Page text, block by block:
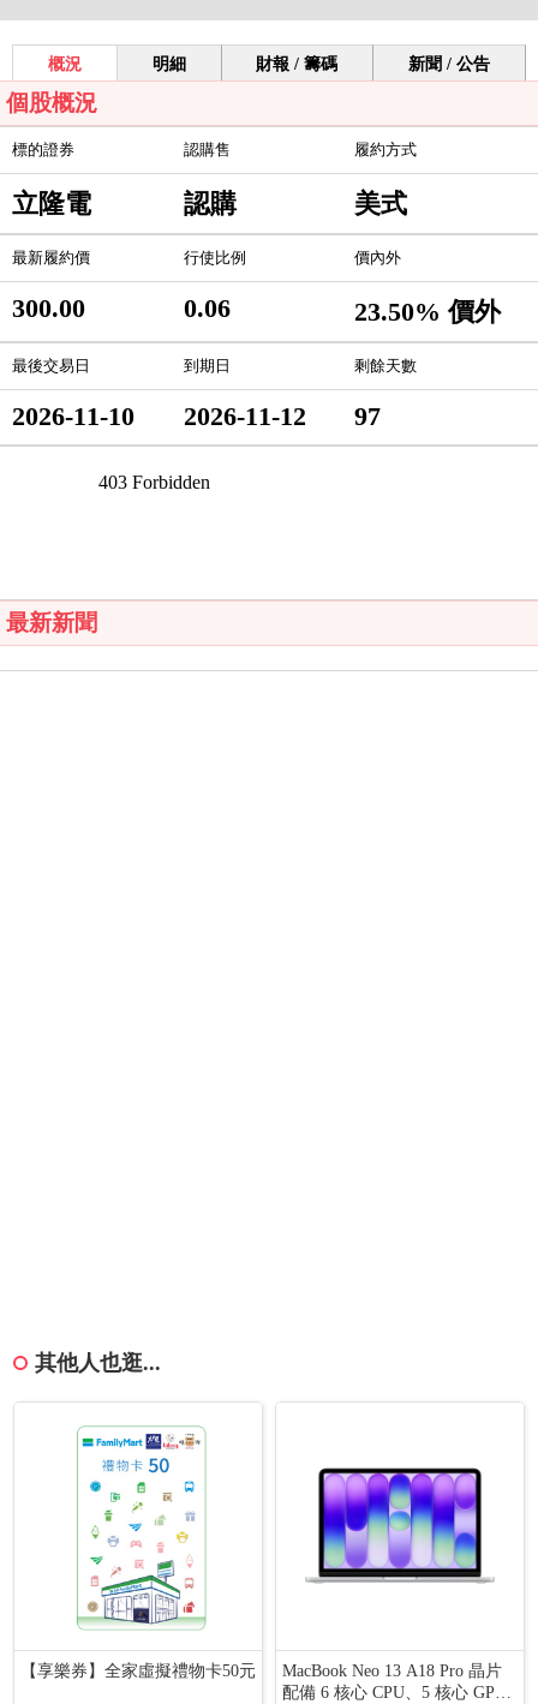
概況 明細 財報 / 籌碼 新聞 / 公告
個股概況
標的證券 認購售 履約方式
立隆電 認購 美式
最新履約價 行使比例 價內外
300.00 0.06 23.50% 價外
最後交易日 到期日 剩餘天數
2026-11-10 2026-11-12 97
最新新聞
其他人也逛...
【享樂券】全家虛擬禮物卡50元
MacBook Neo 13 A18 Pro 晶片
配備 6 核心 CPU、5 核心 GP